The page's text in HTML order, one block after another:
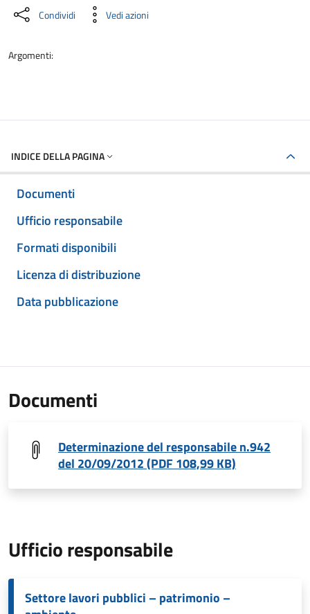
Condividi Vedi azioni
Argomenti:
INDICE DELLA PAGINA
Documenti
Ufficio responsabile
Formati disponibili
Licenza di distribuzione
Data pubblicazione
Documenti
Determinazione del responsabile n.942
del 20/09/2012 (PDF 108,99 KB)
Ufficio responsabile
Settore lavori pubblici – patrimonio –